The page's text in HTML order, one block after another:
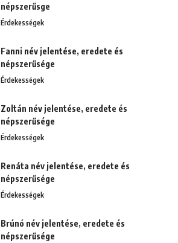
népszerűsge
Érdekességek
Fanni név jelentése, eredete és
népszerűsége
Érdekességek
Zoltán név jelentése, eredete és
népszerűsége
Érdekességek
Renáta név jelentése, eredete és
népszerűsége
Érdekességek
Brúnó név jelentése, eredete és
népszerűsége